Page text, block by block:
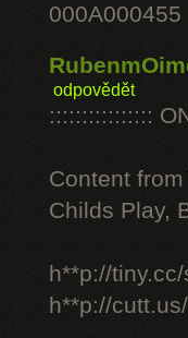
000A000455
odpovědět
::::::::::::::::
Content
Childs Play,
h**p://
h**p://